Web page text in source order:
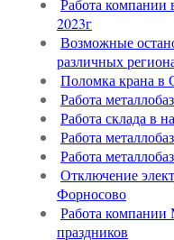
Работа компании
2023г
Возможные
различных
Поломка крана в
Работа
Работа склада в
Работа
Работа
Отключение
Форносово
Работа компании
праздников